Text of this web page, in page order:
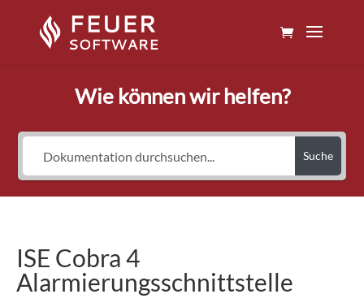
Wie können wir helfen?
Suche
ISE Cobra 4
Alarmierungsschnittstelle